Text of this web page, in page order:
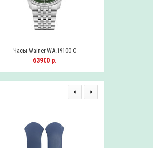
Часы Wainer WA.19100-C
63900 р.
< >